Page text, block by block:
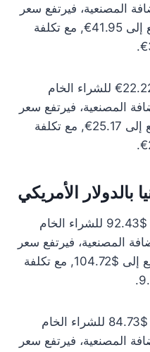
إضافة المصنعية، فيرتفع سعر
الشراء إلى 40.73€ وسعر البيع إلى 41.95€, مع تكلفة
سعر الذهب عيار 6 اليوم يبلغ 22.22€ للشراء الخام
إضافة المصنعية، فيرتفع سعر
الشراء إلى 24.44€ وسعر البيع إلى 25.17€, مع تكلفة
بالدولار الأمريكي
سعر الذهب عيار 24 اليوم يبلغ $92.43 للشراء الخام
إضافة المصنعية، فيرتفع سعر
الشراء إلى $101.67 وسعر البيع إلى $104.72, مع تكلفة
سعر الذهب عيار 22 اليوم يبلغ $84.73 للشراء الخام
إضافة المصنعية، فيرتفع سعر